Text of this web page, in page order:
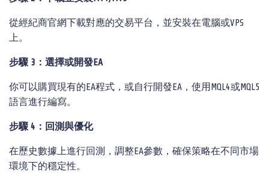
從經紀商官網下載對應的交易平台，並安裝在電腦或VPS
上。
步驟 3：選擇或開發EA
你可以購買現有的EA程式，或自行開發EA，使用MQL4或MQL5
語言進行編寫。
步驟 4：回測與優化
在歷史數據上進行回測，調整EA參數，確保策略在不同市場
環境下的穩定性。